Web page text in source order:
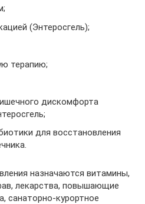
(Энтеросгель);
терапию;
дискомфорта
для восстановления
назначаются витамины,
лекарства, повышающие
санаторно-курортное